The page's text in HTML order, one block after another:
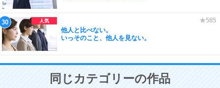
他人と比べない。
いっそのこと、他人を見ない。
同じカテゴリーの作品